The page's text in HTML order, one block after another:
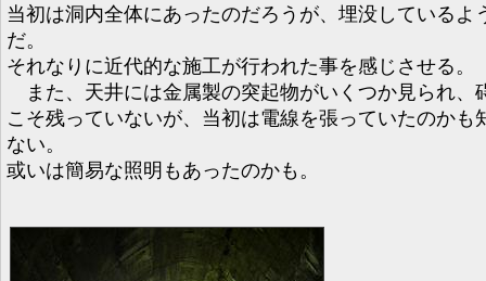
当初は洞内全体にあったのだろうが、埋没しているよ
だ。
それなりに近代的な施工が行われた事を感じさせる。
また、天井には金属製の突起物がいくつか見られ、
こそ残っていないが、当初は電線を張っていたのかも
ない。
或いは簡易な照明もあったのかも。